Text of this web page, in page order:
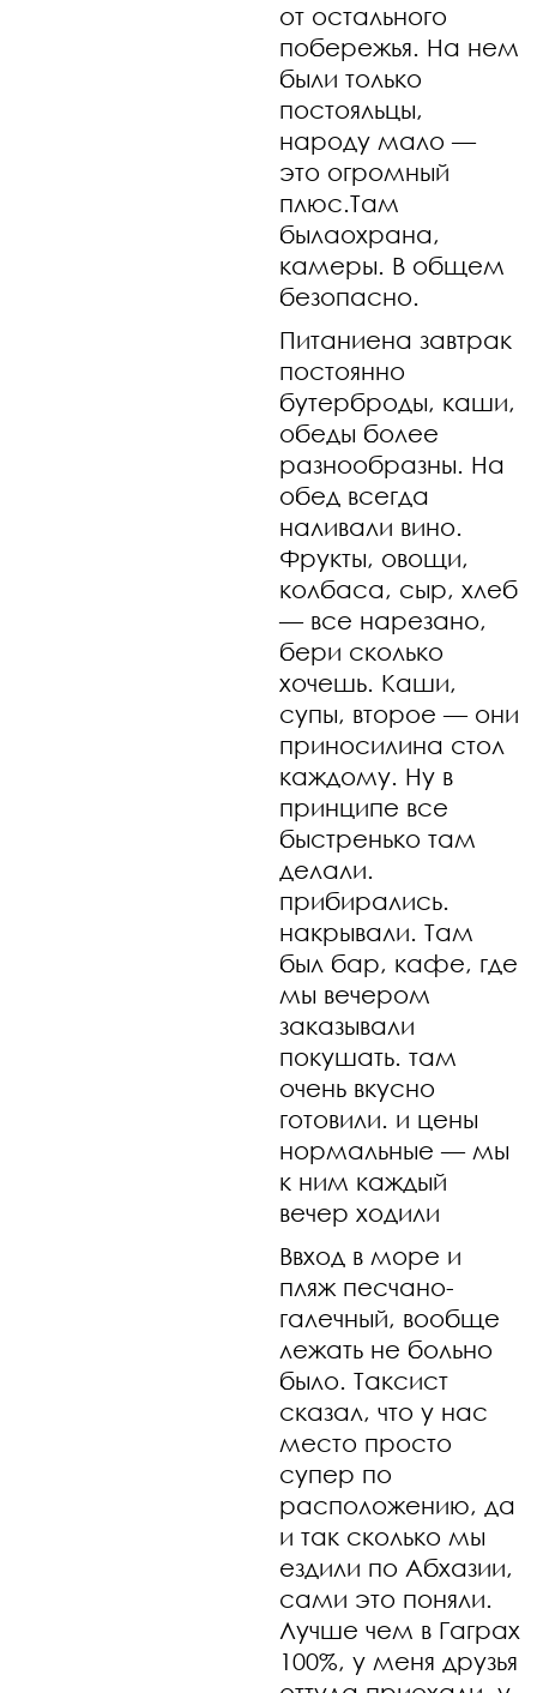
от остального
побережья. На нем
были только
постояльцы,
народу мало —
это огромный
плюс.Там
былаохрана,
камеры. В общем
безопасно.
Питаниена завтрак
постоянно
бутерброды, каши,
обеды более
разнообразны. На
обед всегда
наливали вино.
Фрукты, овощи,
колбаса, сыр, хлеб
— все нарезано,
бери сколько
хочешь. Каши,
супы, второе — они
приносилина стол
каждому. Ну в
принципе все
быстренько там
делали.
прибирались.
накрывали. Там
был бар, кафе, где
мы вечером
заказывали
покушать. там
очень вкусно
готовили. и цены
нормальные — мы
к ним каждый
вечер ходили
Ввход в море и
пляж песчано-
галечный, вообще
лежать не больно
было. Таксист
сказал, что у нас
место просто
супер по
расположению, да
и так сколько мы
ездили по Абхазии,
сами это поняли.
Лучше чем в Гаграх
100%, у меня друзья